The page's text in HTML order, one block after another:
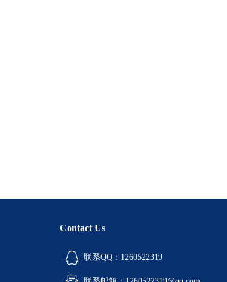
Contact Us
联系QQ：1260522319